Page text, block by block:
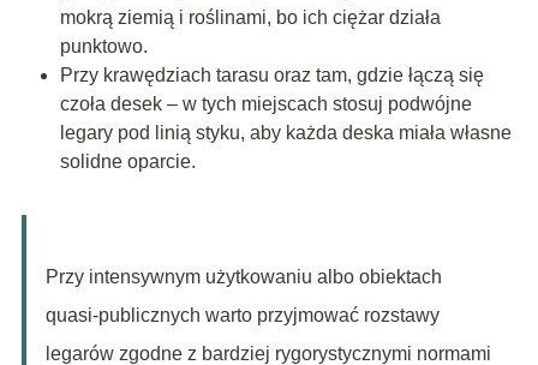
mokrą ziemią i roślinami, bo ich ciężar działa
punktowo.
Przy krawędziach tarasu oraz tam, gdzie łączą się
czoła desek – w tych miejscach stosuj podwójne
legary pod linią styku, aby każda deska miała własne
solidne oparcie.
Przy intensywnym użytkowaniu albo obiektach
quasi-publicznych warto przyjmować rozstawy
legarów zgodne z bardziej rygorystycznymi normami